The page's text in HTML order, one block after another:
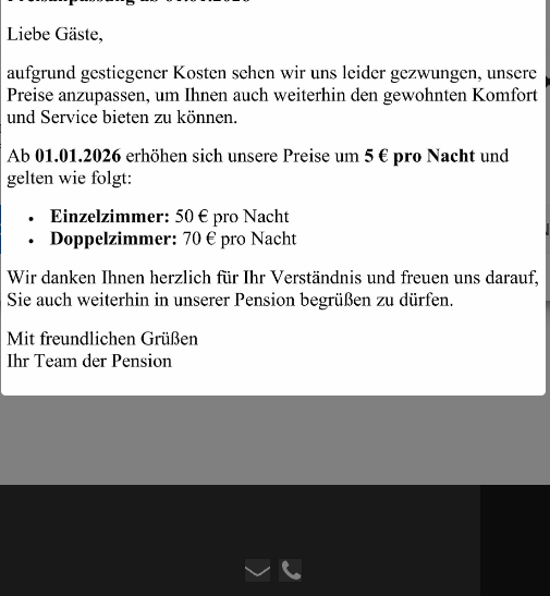
Cookie-Zustimmung verwalten
Diese Website verwendet Cookies, die Nutzung der Seite bedarf dazu Ihrer Zustimmung.
Cookies sind technisch erforderlich zur Nutzung von Basisfunktionen dieser
Website. Bitte passen Sie Ihre Auswahl an und bestätigen Sie diese.
AKZEPTIEREN ABLEHNEN EINSTELLUNGEN ANZEIGEN
Cookie-RichtlinieDatenschutzerklärung
sein, um einen Kommentar abzugeben.